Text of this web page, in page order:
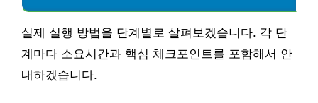
실제 실행 방법을 단계별로 살펴보겠습니다. 각 단
계마다 소요시간과 핵심 체크포인트를 포함해서 안
내하겠습니다.